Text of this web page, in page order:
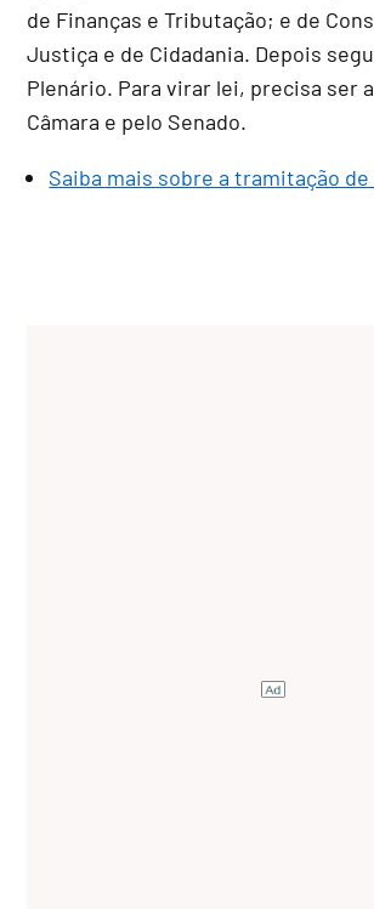
de Finanças e Tributação; e de
Justiça e de Cidadania. Depois
Plenário. Para virar lei, precisa ser
Câmara e pelo Senado.
Saiba mais sobre a tramitação